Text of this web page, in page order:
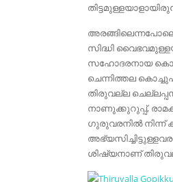
സിദ്ധി
സഹോദരനായ
ചെന്നിത്തല
തിരുവല്ല
നാണുക്കുറുപ്പ്,
ഗുരുവരനിൽ നിന്ന്
ശിഷ്യനാണ്